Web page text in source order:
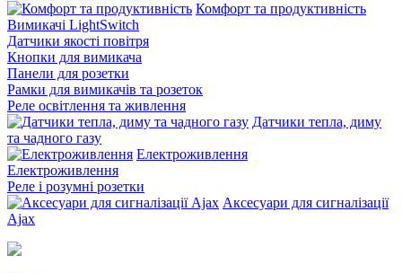
Комфорт та продуктивність
Вимикачі LightSwitch
Датчики якості повітря
Кнопки для вимикача
Панели для розетки
Рамки для вимикачів та розеток
Реле освітлення та живлення
Датчики тепла, диму
та чадного газу
Електроживлення
Електроживлення
Реле і розумні розетки
Аксесуари для сигналізації
Ajax